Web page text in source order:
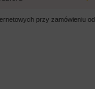
przy zamówieniu od